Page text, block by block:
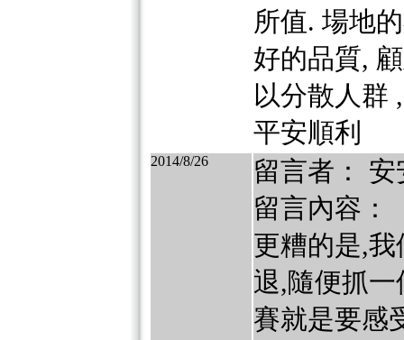
所值. 場地
好的品質,
以分散人群
平安順利
2014/8/26
留言者： 安
留言內容：
更糟的是,
退,隨便抓
賽就是要感